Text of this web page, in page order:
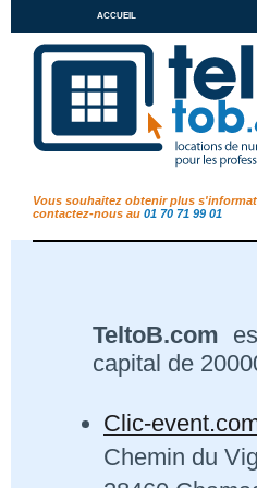
accueil
Vous souhaitez obtenir plus
contactez-nous au 01 70 71 99 01
TeltoB.com
capital de
Clic-
Chemin du